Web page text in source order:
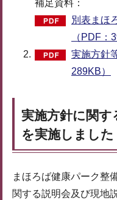
補足資料：
別表まほ
（PDF：
実施方針
289KB）
実施方針に関す
を実施しました
まほろば健康パーク整
関する説明会及び現地